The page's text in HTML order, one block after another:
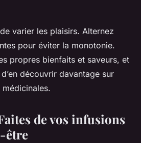
varier les plaisirs. Alternez
pour éviter la monotonie.
propres bienfaits et saveurs, et
découvrir davantage sur
médicinales.
de vos infusions
être